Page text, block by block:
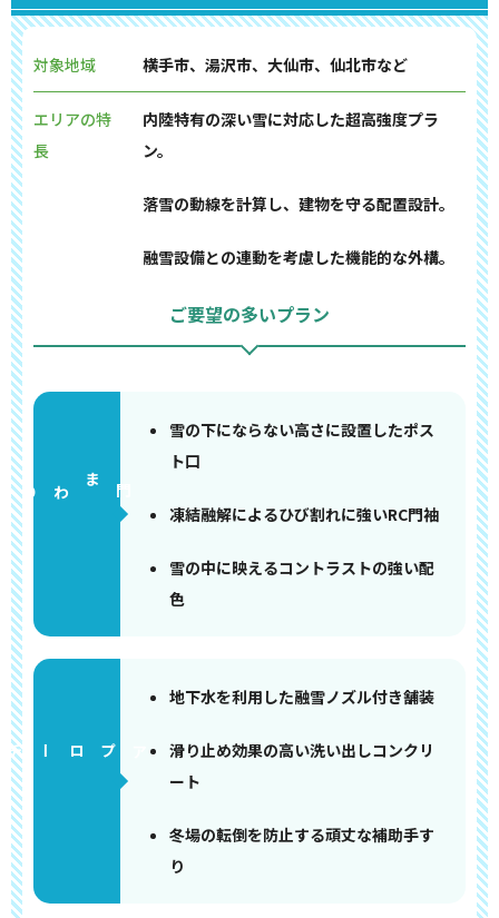
対象地域 横手市、湯沢市、大仙市、仙北市など
エリアの特
長
内陸特有の深い雪に対応した超高強度プラ
ン。
落雪の動線を計算し、建物を守る配置設計。
融雪設備との連動を考慮した機能的な外構。
ご要望の多いプラン
門まわり
雪の下にならない高さに設置したポス
ト口
凍結融解によるひび割れに強いRC門袖
雪の中に映えるコントラストの強い配
色
アプローチ
地下水を利用した融雪ノズル付き舗装
滑り止め効果の高い洗い出しコンクリ
ート
冬場の転倒を防止する頑丈な補助手す
り